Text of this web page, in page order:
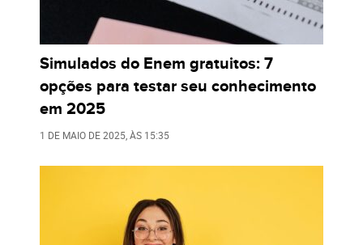
Simulados do Enem gratuitos: 7
opções para testar seu conhecimento
em 2025
1 DE MAIO DE 2025 , ÀS 15:35